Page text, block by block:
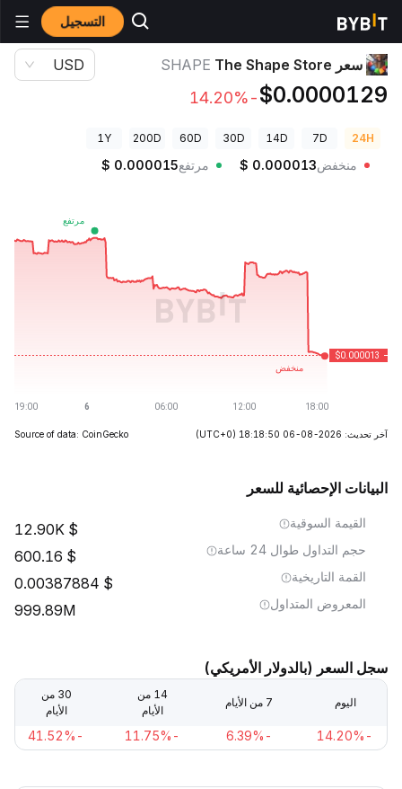
التسجيل أسعار العملات الرقمية
سعر The Shape Store SHAPE
$0.0000129
-14.20%
USD
24H
7D
14D
30D
60D
200D
1Y
منخفض $ 0.000013 مرتفع $ 0.000015
آخر تحديث: 2026-08-06 18:18:50 (UTC+0)
Source of data: CoinGecko
البيانات الإحصائية للسعر
القيمة السوقية 12.90K
حجم التداول طوال 24 ساعة 600.16
القمة التاريخية 0.00387884
المعروض المتداول 999.89M
سجل السعر (بالدولار الأمريكي)
اليوم 7 من الأيام
14 من
الأيام
30 من
الأيام
-14.20%
-6.39%
-11.75%
-41.52%